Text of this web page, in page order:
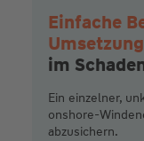
Einfache
Umsetzung
im
Ein einzelner,
onshore-
abzusichern.